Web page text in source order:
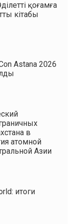
қоғамға
кітабы
Astana 2026
в
атомной
Азии
итоги